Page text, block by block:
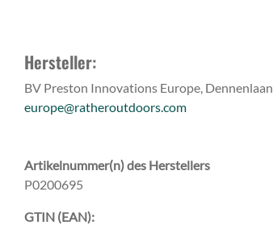
Hersteller:
BV Preston Innovations Europe,
europe@ratheroutdoors.com
Artikelnummer(n) des Herstellers
P0200695
GTIN (EAN):